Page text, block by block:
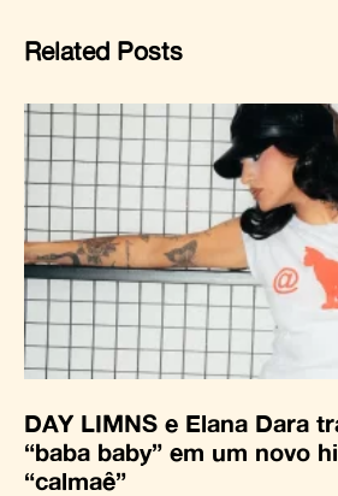
Related Posts
DAY LIMNS e Elana Dara
“baba baby” em um novo
“calmaê”